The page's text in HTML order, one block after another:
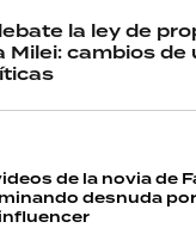
la ley de
Milei: cambios
de la novia de
desnuda